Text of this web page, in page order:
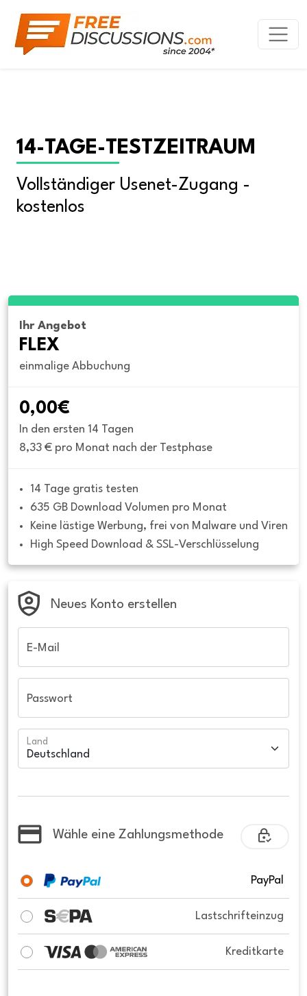
14-TAGE-TESTZEITRAUM
Vollständiger Usenet-Zugang -
kostenlos
Ihr Angebot
FLEX
einmalige Abbuchung
0,00€
In den ersten 14 Tagen
8,33 € pro Monat nach der Testphase
14 Tage gratis testen
635 GB Download Volumen pro Monat
Keine lästige Werbung, frei von Malware und Viren
High Speed Download & SSL-Verschlüsselung
Neues Konto erstellen
E-Mail
Passwort
Land
Wähle eine Zahlungsmethode
PayPal
Lastschrifteinzug
Kreditkarte